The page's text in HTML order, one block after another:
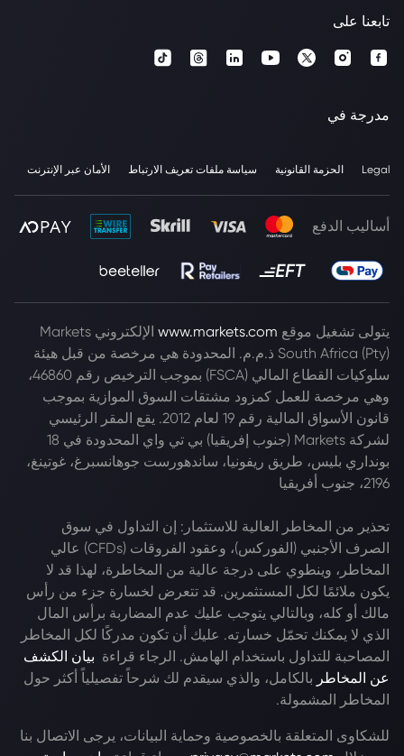
تابعنا على
مدرجة في
Legal الحزمة القانونية سياسة ملفات تعريف الارتباط الأمان عبر الإنترنت
أساليب الدفع
يتولى تشغيل موقع www.markets.com
الإلكتروني Markets
South Africa (Pty) ذ.م.م. المحدودة هي مرخصة من قبل هيئة
سلوكيات القطاع المالي (FSCA) بموجب الترخيص رقم 46860،
وهي مرخصة للعمل كمزود مشتقات السوق الموازية بموجب
قانون الأسواق المالية رقم 19 لعام 2012. يقع المقر الرئيسي
لشركة Markets (جنوب إفريقيا) بي تي واي المحدودة في 18
بونداري بليس، طريق ريفونيا، ساندهورست جوهانسبرغ، غوتينغ،
2196، جنوب أفريقيا
تحذير من المخاطر العالية للاستثمار: إن التداول في سوق
الصرف الأجنبي (الفوركس)، وعقود الفروقات (CFDs) عالي
المخاطر، وينطوي على درجة عالية من المخاطرة، لهذا قد لا
يكون ملائمًا لكل المستثمرين. قد تتعرض لخسارة جزء من رأس
مالك أو كله، وبالتالي يتوجب عليك عدم المضاربة برأس المال
الذي لا يمكنك تحمّل خسارته. عليك أن تكون مدركًا لكل المخاطر
المصاحبة للتداول باستخدام الهامش. الرجاء قراءة بيان الكشف
عن المخاطر بالكامل، والذي سيقدم لك شرحاً تفصيلياً أكثر حول
المخاطر المشمولة.
للشكاوى المتعلقة بالخصوصية وحماية البيانات، يرجى الاتصال بنا